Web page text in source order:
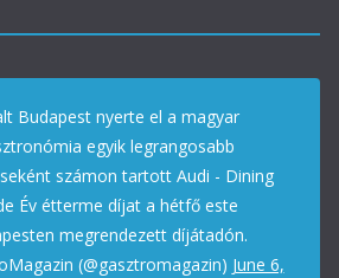
Budapest nyerte el a magyar
egyik legrangosabb
számon tartott Audi - Dining
Év étterme díjat a hétfő este
megrendezett díjátadón.
(@gasztromagazin) June 6,